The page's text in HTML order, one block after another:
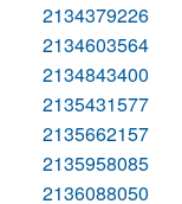
2134379226
2134603564
2134843400
2135431577
2135662157
2135958085
2136088050